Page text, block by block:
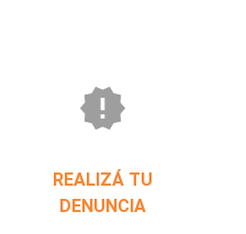
new_releases
REALIZÁ TU
DENUNCIA